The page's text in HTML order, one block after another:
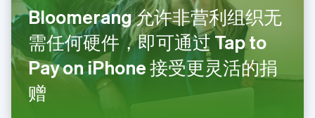
Bloomerang 允许非营利组织无
需任何硬件，即可通过 Tap to
Pay on iPhone 接受更灵活的捐
赠
卢森堡
Français DeutschEnglish
罗马尼亚
English
马尔他
English
马来西亚